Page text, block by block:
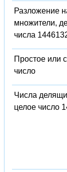
Разложение
множители,
числа
Простое или
число
Числа
целое число